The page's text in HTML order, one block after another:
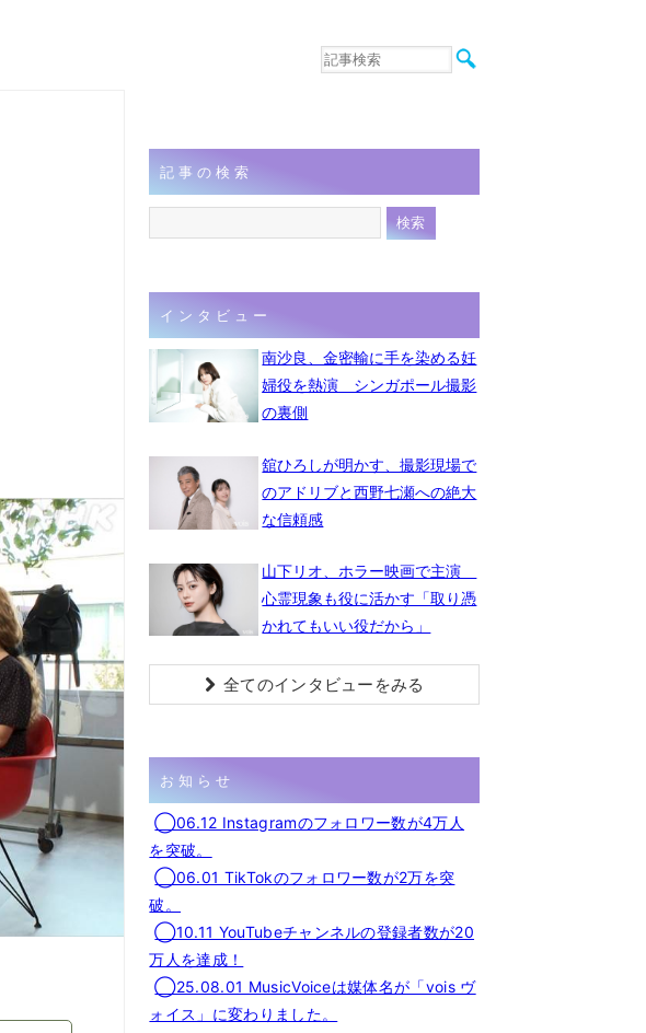
音楽
連載
フォト
記事の検索
インタビュー
南沙良、金密輸に手を染める妊
婦役を熱演 シンガポール撮影
の裏側
舘ひろしが明かす、撮影現場で
のアドリブと西野七瀬への絶大
な信頼感
山下リオ、ホラー映画で主演
心霊現象も役に活かす「取り憑
かれてもいい役だから」
全てのインタビューをみる
お知らせ
◯06.12 Instagramのフォロワー数が4万人
を突破。
◯06.01 TikTokのフォロワー数が2万を突
破。
◯10.11 YouTubeチャンネルの登録者数が20
万人を達成！
◯25.08.01 MusicVoiceは媒体名が「vois ヴ
ォイス」に変わりました。